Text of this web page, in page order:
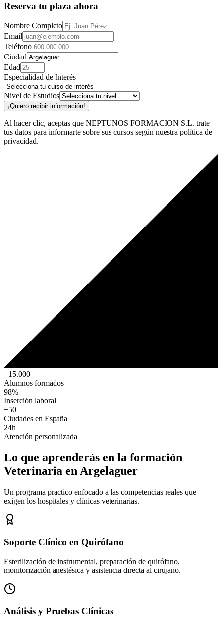
Reserva tu plaza ahora
Nombre Completo
Email
Teléfono
Ciudad
Edad
Especialidad de Interés
Nivel de Estudios
¡Quiero recibir información!
Al hacer clic, aceptas que NEPTUNOS FORMACION S.L. trate
tus datos para informarte sobre sus cursos según nuestra política de
privacidad.
+15.000
Alumnos formados
98%
Inserción laboral
+50
Ciudades en España
24h
Atención personalizada
Lo que aprenderás en la formación
Veterinaria en Argelaguer
Un programa práctico enfocado a las competencias reales que
exigen los hospitales y clínicas veterinarias.
Soporte Clínico en Quirófano
Esterilización de instrumental, preparación de quirófano,
monitorización anestésica y asistencia directa al cirujano.
Análisis y Pruebas Clínicas